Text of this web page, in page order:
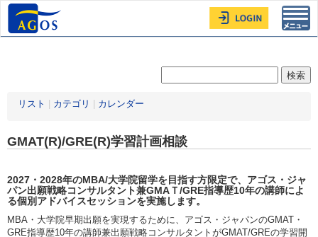
リスト カテゴリ カレンダー
GMAT(R)/GRE(R)学習計画相談
2027・2028年のMBA/大学院留学を目指す方限定で、アゴス・ジャ
パン出願戦略コンサルタント兼GMAＴ/GRE指導歴10年の講師によ
る個別アドバイスセッションを実施します。
MBA・大学院早期出願を実現するために、アゴス・ジャパンのGMAT・
GRE指導歴10年の講師兼出願戦略コンサルタントがGMAT/GREの学習開